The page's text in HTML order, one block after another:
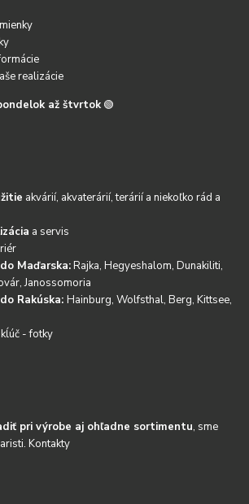
realizácie
až štvrtok 🟢
akvárií, akvaterárií, terárií a niekoľko rád a
a servis
Maďarska:Rajka, Hegyeshalom, Dunakiliti,
Janossomoria
Rakúska:Hainburg, Wolfsthal, Berg, Kittsee,
- fotky
pri výrobe aj ohľadne sortimentu, sme
Kontakty